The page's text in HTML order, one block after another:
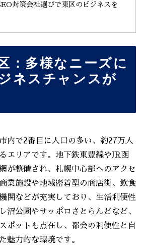
対策会社選びで東区のビジネスを
：多様なニーズに
ネスチャンスが
内で2番目に人口の多い、約27万人
エリアです。地下鉄東豊線やJR函
が整備され、札幌中心部へのアクセ
業施設や地域密着型の商店街、飲食
関などが充実しており、生活利便性
沼公園やサッポロさとらんどなど、
ポットも点在し、都会の利便性と自
魅力的な環境です。